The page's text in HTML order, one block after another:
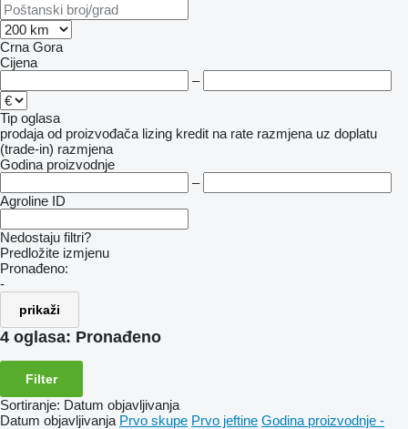
Crna Gora
Cijena
–
Tip oglasa
prodaja od proizvođača lizing kredit na rate razmjena uz doplatu
(trade-in) razmjena
Godina proizvodnje
–
Agroline ID
Nedostaju filtri?
Predložite izmjenu
Pronađeno:
-
prikaži
4 oglasa: Pronađeno
Filter
Sortiranje: Datum objavljivanja
Datum objavljivanja Prvo skupe Prvo jeftine Godina proizvodnje -